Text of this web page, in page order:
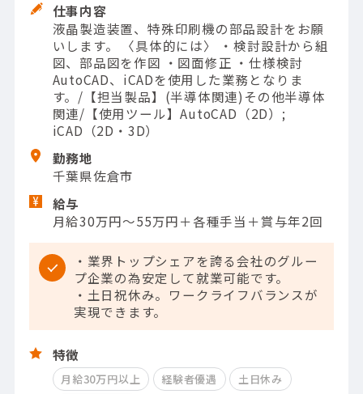
仕事内容
液晶製造装置、特殊印刷機の部品設計をお願
いします。 〈具体的には〉 ・検討設計から組
図、部品図を作図 ・図面修正 ・仕様検討
AutoCAD、iCADを使用した業務となりま
す。/【担当製品】(半導体関連)その他半導体
関連/【使用ツール】AutoCAD（2D）;
iCAD（2D・3D）
勤務地
千葉県佐倉市
給与
月給30万円～55万円＋各種手当＋賞与年2回
・業界トップシェアを誇る会社のグルー
プ企業の為安定して就業可能です。
・土日祝休み。ワークライフバランスが
実現できます。
特徴
月給30万円以上 経験者優遇
土日休み